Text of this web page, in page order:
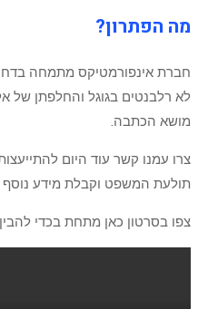
מה הפתרון?
חברת אינפורמטיקס מתמחה
לא רלבנטים בגוגל והחלפתן של
מושא הכתבה.
צרו עמנו קשר עוד היום
תולעת המשפט וקבלת מידע נוסף
צפו בסרטון כאן מתחת בכדי